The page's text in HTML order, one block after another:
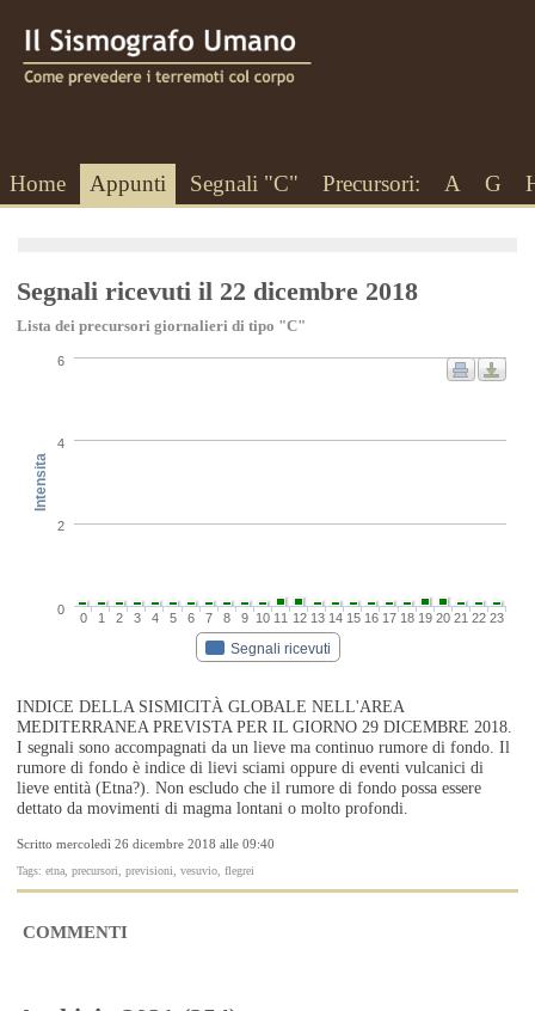
Home Appunti Segnali "C" Precursori: A G
Segnali ricevuti il 22 dicembre 2018
Lista dei precursori giornalieri di tipo "C"
Intensita
Segnali ricevuti
0 1 2 3 4 5 6 7 8 9 10 11 12 13 14 15 16 17 18 19 20 21 22 23
0
2
4
6
INDICE DELLA SISMICITÀ GLOBALE NELL'AREA
MEDITERRANEA PREVISTA PER IL GIORNO 29 DICEMBRE 2018.
I segnali sono accompagnati da un lieve ma continuo rumore di fondo. Il
rumore di fondo è indice di lievi sciami oppure di eventi vulcanici di
lieve entità (Etna?). Non escludo che il rumore di fondo possa essere
dettato da movimenti di magma lontani o molto profondi.
Scritto mercoledì 26 dicembre 2018 alle 09:40
Tags: etna, precursori, previsioni, vesuvio, flegrei
COMMENTI